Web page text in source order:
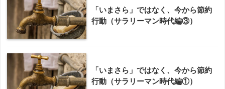
「いまさら」ではなく、今から節約
行動（サラリーマン時代編③）
「いまさら」ではなく、今から節約
行動（サラリーマン時代編①）